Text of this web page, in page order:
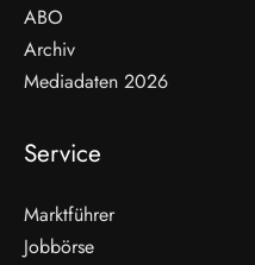
ABO
Archiv
Mediadaten 2026
Service
Marktführer
Jobbörse